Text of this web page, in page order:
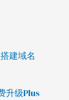
建域名
升级Plus